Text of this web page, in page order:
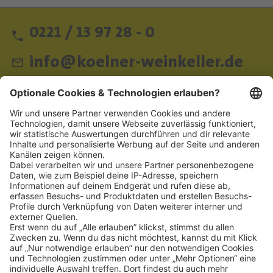
0221 / 13 97 28 - 0
info@koelner-weinkeller.de
Schnellzugriff
ZAHLUNGSMETHODEN
SOCIAL
NEWSLETTER
BESUCHEN SIE UNS